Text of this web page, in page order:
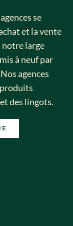
se
et la vente
notre large
à neuf par
agences
des lingots.